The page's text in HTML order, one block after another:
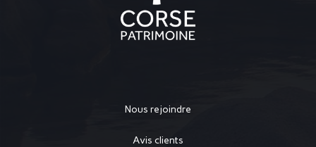
Nous rejoindre
Avis clients